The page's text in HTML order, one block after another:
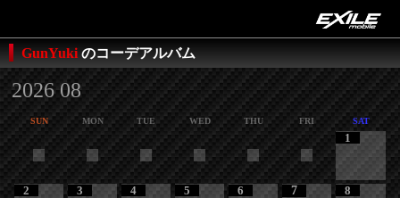
GunYuki のコーデアルバム
2026 08
SUN MON TUE WED THU FRI SAT
1
2 3 4 5 6 7 8